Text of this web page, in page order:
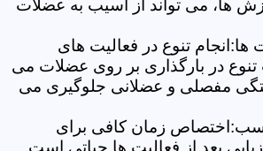
ها، می تواند از آسیب به عضلات
ها:انجام تنوع در فعالیت های
در بارگذاری بر روی عضلات می
مفصلی و عضلانی جلوگیری می
زمان کافی برای
بعد از فعالیت ها حیاتی است.